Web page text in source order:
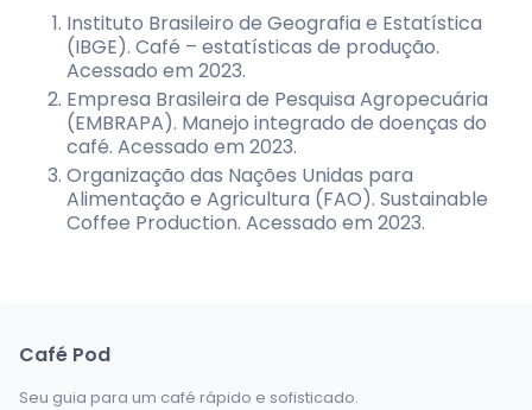
Instituto Brasileiro de Geografia e Estatística
(IBGE). Café – estatísticas de produção.
Acessado em 2023.
Empresa Brasileira de Pesquisa Agropecuária
(EMBRAPA). Manejo integrado de doenças do
café. Acessado em 2023.
Organização das Nações Unidas para
Alimentação e Agricultura (FAO). Sustainable
Coffee Production. Acessado em 2023.
Café Pod
Seu guia para um café rápido e sofisticado.